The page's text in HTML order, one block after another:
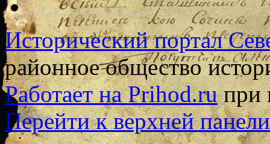
Исторический портал
районное общество
Работает на Prihod.ruпри
Перейти к верхней панели